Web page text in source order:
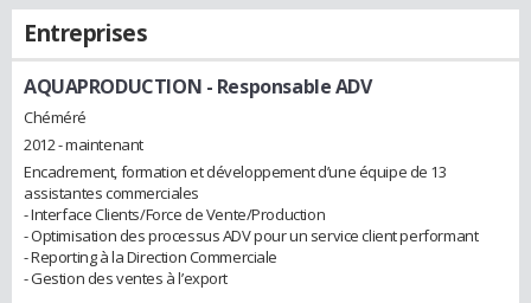
Entreprises
AQUAPRODUCTION - Responsable ADV
Chéméré
2012 - maintenant
Encadrement, formation et développement d’une équipe de 13
assistantes commerciales
- Interface Clients/Force de Vente/Production
- Optimisation des processus ADV pour un service client performant
- Reporting à la Direction Commerciale
- Gestion des ventes à l’export